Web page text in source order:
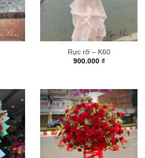
Rực rỡ – K60
900.000 ₫